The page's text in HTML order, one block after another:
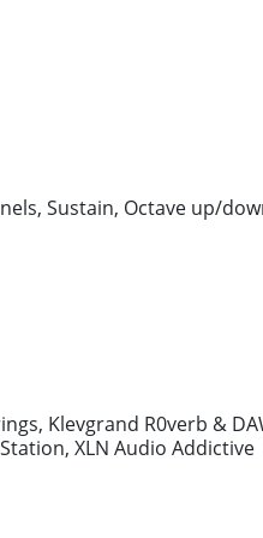
Sustain, Octave up/
Klevgrand R0verb &
XLN Audio Addictive